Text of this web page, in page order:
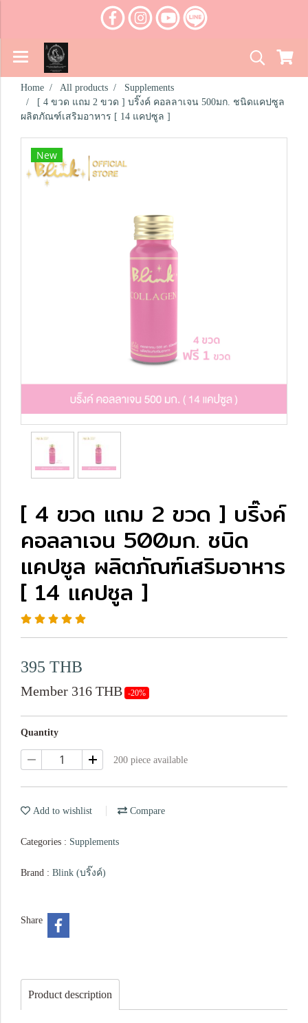
Home All products
Supplements
[ 4 ขวด แถม 2 ขวด ] บริ๊งค์ คอลลาเจน 500มก. ชนิดแคปซูล
ผลิตภัณฑ์เสริมอาหาร [ 14 แคปซูล ]
New
[ 4 ขวด แถม 2 ขวด ] บริ๊งค์
คอลลาเจน 500มก. ชนิด
แคปซูล ผลิตภัณฑ์เสริมอาหาร
[ 14 แคปซูล ]
395 THB
Member 316 THB -20%
Quantity
200 piece available
Add to wishlist Compare
Categories : Supplements
Brand : Blink (บริ๊งค์)
Share
Product description